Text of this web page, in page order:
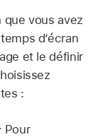
que vous avez
d’écran
et le définir
:
Pour